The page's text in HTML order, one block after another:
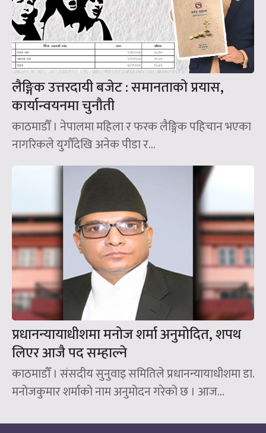
लैङ्गिक उत्तरदायी बजेट : समानताको प्रयास,
कार्यान्वयनमा चुनौती
काठमाडौँ । नेपालमा महिला र फरक लैङ्गिक पहिचान भएका
नागरिकले युगौँदेखि अनेक पीडा र...
प्रधानन्यायाधीशमा मनोज शर्मा अनुमोदित, शपथ
लिएर आजै पद सम्हाल्ने
काठमाडौँ । संसदीय सुनुवाइ समितिले प्रधानन्यायाधीशमा डा.
मनोजकुमार शर्माको नाम अनुमोदन गरेको छ । आज...